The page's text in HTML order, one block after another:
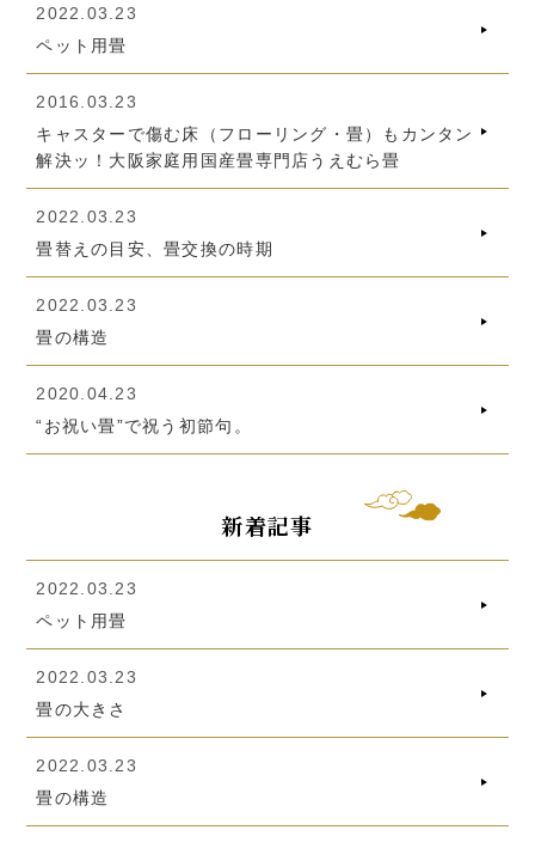
2022.03.23
ペット用畳
2016.03.23
キャスターで傷む床（フローリング・畳）もカンタン
解決ッ！大阪家庭用国産畳専門店うえむら畳
2022.03.23
畳替えの目安、畳交換の時期
2022.03.23
畳の構造
2020.04.23
“お祝い畳”で祝う初節句。
新着記事
2022.03.23
ペット用畳
2022.03.23
畳の大きさ
2022.03.23
畳の構造